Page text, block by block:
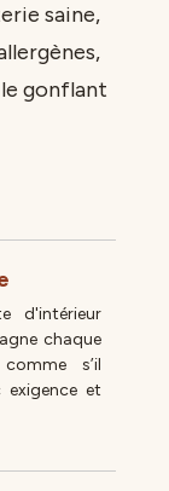
saine,
gonflant
d'intérieur
chaque
s’il
exigence et